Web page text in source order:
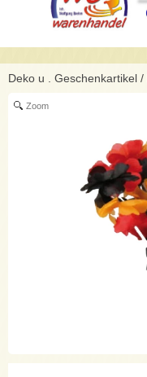
Deko u . Geschenkartikel /
Zoom